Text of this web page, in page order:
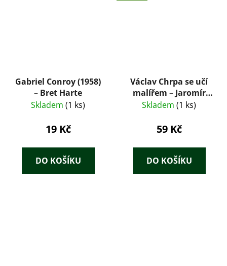
Gabriel Conroy (1958)
– Bret Harte
Skladem (1 ks)
19 Kč
DO KOŠÍKU
Václav Chrpa se učí
malířem – Jaromír
Hořejš (Státní
Skladem (1 ks)
59 Kč
DO KOŠÍKU